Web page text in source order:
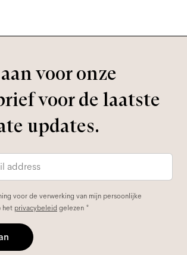
voor onze
voor de laatste
updates.
voor de verwerking van mijn persoonlijke
het privacybeleidgelezen *